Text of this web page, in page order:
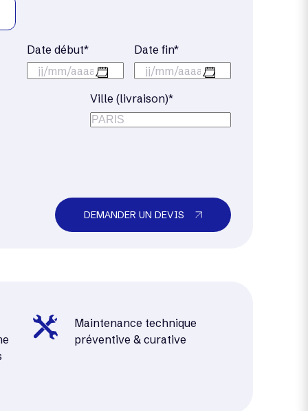
Date début*
jj/mm/aaaa
Date fin*
jj/mm/aaaa
Ville (livraison)*
DEMANDER UN DEVIS
Maintenance technique
préventive & curative